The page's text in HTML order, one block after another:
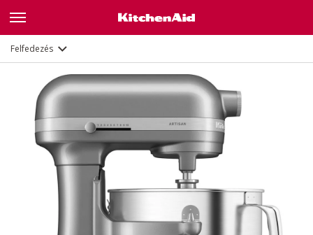
Felfedezés
Leírás